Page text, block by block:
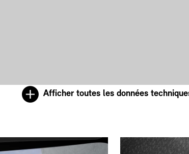
Afficher toutes les données